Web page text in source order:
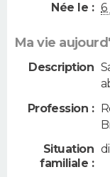
Née le : 6
Ma vie
Description
Profession :
Situation
familiale :